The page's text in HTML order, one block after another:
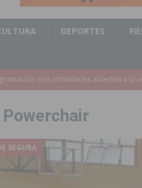
DEPORTES
de 737.000 euros en Pilar de la
Montesinos abrirá en septiembre el
de las Fiestas Patronales de Pilar
SEGURA